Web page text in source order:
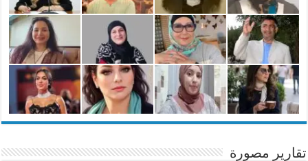
تقارير مصورة